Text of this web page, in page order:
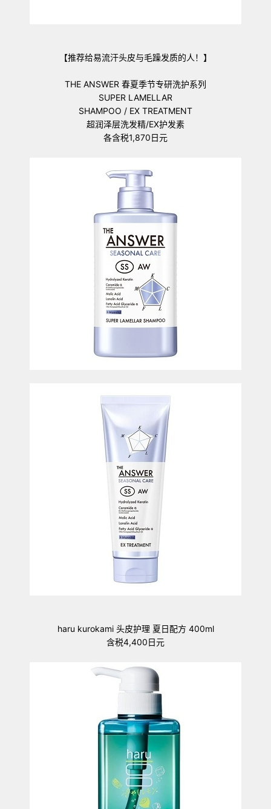
【推荐给易流汗头皮与毛躁发质的人！】
THE ANSWER 春夏季节专研洗护系列
SUPER LAMELLAR
SHAMPOO / EX TREATMENT
超润泽层洗发精/EX护发素
各含税1,870日元
haru kurokami 头皮护理 夏日配方 400ml
含税4,400日元